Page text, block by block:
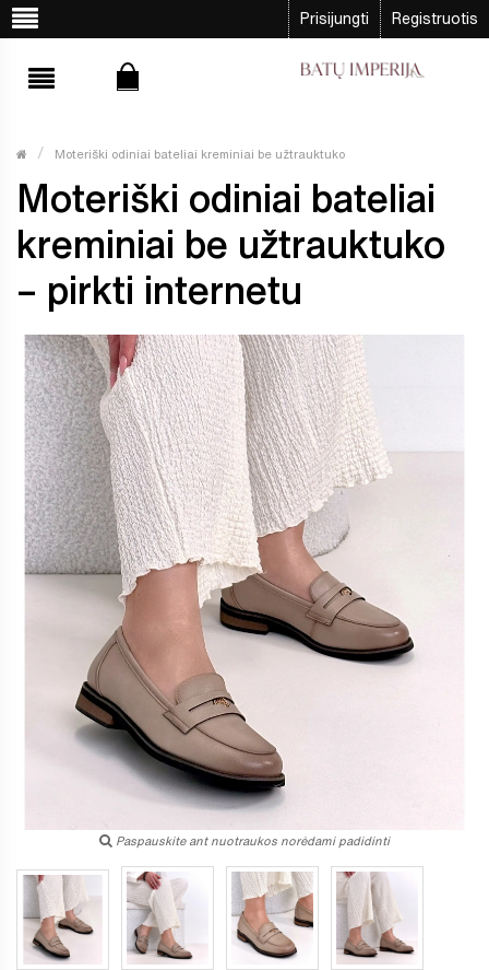
Prisijungti Registruotis
Moteriški odiniai bateliai kreminiai be užtrauktuko
Moteriški odiniai bateliai
kreminiai be užtrauktuko
– pirkti internetu
Paspauskite ant nuotraukos norėdami padidinti